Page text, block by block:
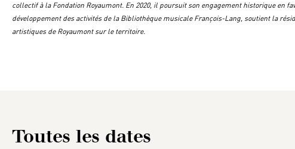
collectif à la Fondation Royaumont. En 2020, il poursuit son engagement historique en
développement des activités de la Bibliothèque musicale François-Lang, soutient la
artistiques de Royaumont sur le territoire.
Toutes les dates